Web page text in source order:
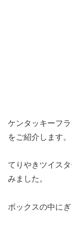
ケンタッキーフ
をご紹介します。
てりやきツイス
みました。
ボックスの中に